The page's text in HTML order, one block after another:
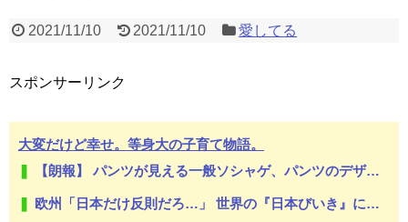
2021/11/10 2021/11/10 愛してる
スポンサーリンク
大変だけど幸せ。等身大の子育て物語。
【朗報】 パンツが見える一般ソシャゲ、パンツのデザインが上方修正される
欧州「日本だけ反則だろ…」 世界の『日本びいき』にヨーロッパ全土から不満の声